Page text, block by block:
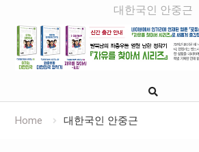
대한국인 안중근
Home 대한국인 안중근